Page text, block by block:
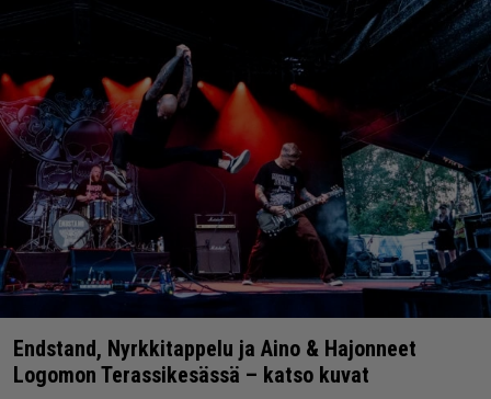
Endstand, Nyrkkitappelu ja Aino & Hajonneet
Logomon Terassikesässä – katso kuvat